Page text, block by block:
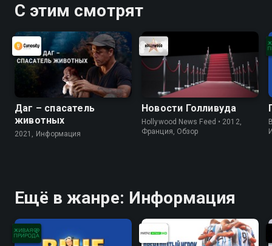
С этим смотрят
Даг – спасатель
животных
2021, Информация
Новости Голливуда
Hollywood News Feed • 2012,
Франция, Обзор
Ещё в жанре: Информация